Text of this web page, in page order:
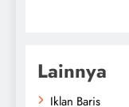
Lainnya
Iklan Baris